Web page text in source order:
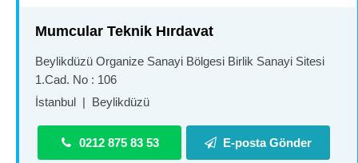
Mumcular Teknik Hırdavat
Beylikdüzü Organize Sanayi Bölgesi Birlik Sanayi Sitesi
1.Cad. No : 106
İstanbul | Beylikdüzü
0212 875 83 53 E-posta Gönder